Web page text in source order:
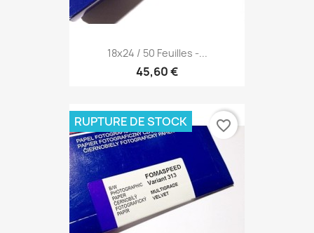
18x24 / 50 Feuilles -...
45,60 €
RUPTURE DE STOCK favorite_border